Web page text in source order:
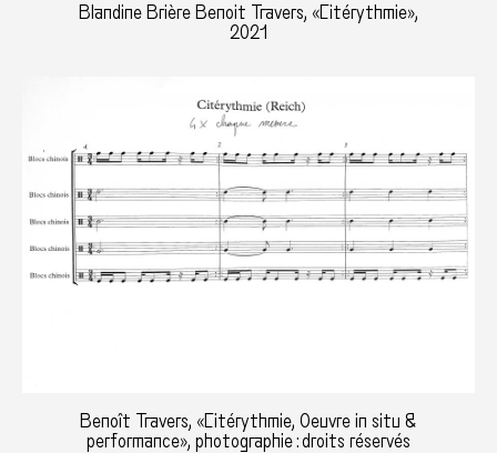
Blandine Brière Benoit Travers, «Citérythmie»,
2021
Benoît Travers, «Citérythmie, Oeuvre in situ &
performance», photographie : droits réservés